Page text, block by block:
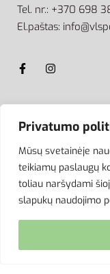
Privatumo
Mūsų svetainėje
teikiamų paslaugų
toliau naršydami
slapukų naudojimo
Tel. nr.: +370 698
El.paštas: